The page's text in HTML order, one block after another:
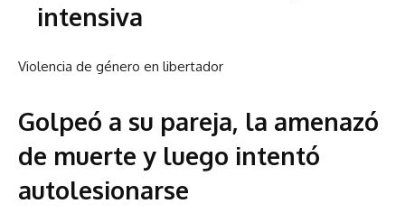
intensiva
Violencia de género en libertador
Golpeó a su pareja, la amenazó
de muerte y luego intentó
autolesionarse